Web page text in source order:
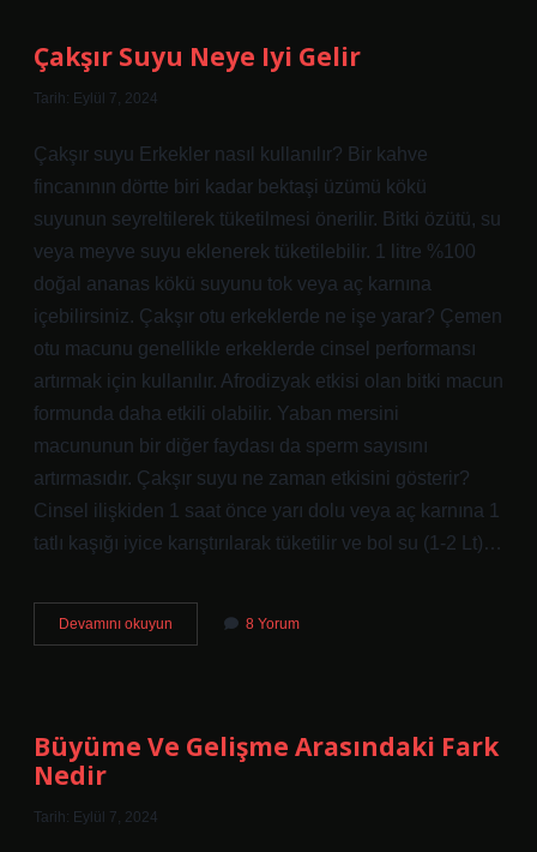
Çakşır Suyu Neye Iyi Gelir
Tarih: Eylül 7, 2024
Çakşır suyu Erkekler nasıl kullanılır? Bir kahve
fincanının dörtte biri kadar bektaşi üzümü kökü
suyunun seyreltilerek tüketilmesi önerilir. Bitki özütü, su
veya meyve suyu eklenerek tüketilebilir. 1 litre %100
doğal ananas kökü suyunu tok veya aç karnına
içebilirsiniz. Çakşır otu erkeklerde ne işe yarar? Çemen
otu macunu genellikle erkeklerde cinsel performansı
artırmak için kullanılır. Afrodizyak etkisi olan bitki macun
formunda daha etkili olabilir. Yaban mersini
macununun bir diğer faydası da sperm sayısını
artırmasıdır. Çakşır suyu ne zaman etkisini gösterir?
Cinsel ilişkiden 1 saat önce yarı dolu veya aç karnına 1
tatlı kaşığı iyice karıştırılarak tüketilir ve bol su (1-2 Lt)…
Devamını okuyun
Suyu
8 Yorum
Büyüme Ve Gelişme Arasındaki Fark
Nedir
Tarih: Eylül 7, 2024